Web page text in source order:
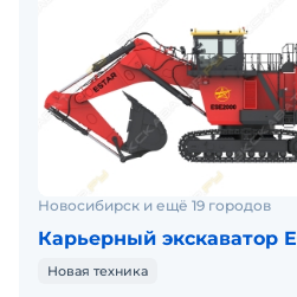
Новосибирск и ещё 19 городов
Карьерный экскаватор
Новая техника